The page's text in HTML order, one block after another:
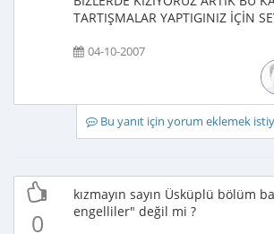
TARTIŞMALAR YAPTIGINIZ İÇİN
04-10-2007
Bu yanıt için yorum eklemek
0
kızmayın sayın Üsküplü bölüm
engelliler" değil mi ?